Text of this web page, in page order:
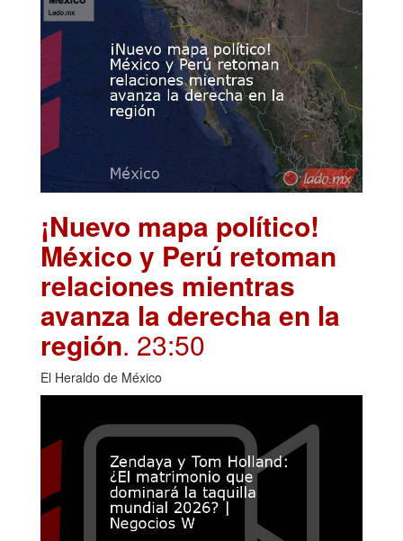
¡Nuevo mapa político!
México y Perú retoman
relaciones mientras
avanza la derecha en la
región. 23:50
El Heraldo de México